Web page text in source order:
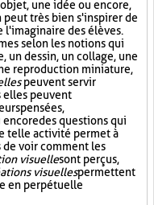
une idée ou encore,
très bien s'inspirer de
l'imaginaire des élèves.
selon les notions qui
un dessin, un collage, une
reproduction miniature,
peuvent servir
elles peuvent
pensées,
des questions qui
telle activité permet à
de voir comment les
visuellesont perçus,
visuellespermettent
en perpétuelle